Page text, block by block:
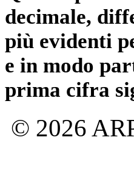
decimale,
più evidenti
e in modo
prima cifra
© 2026